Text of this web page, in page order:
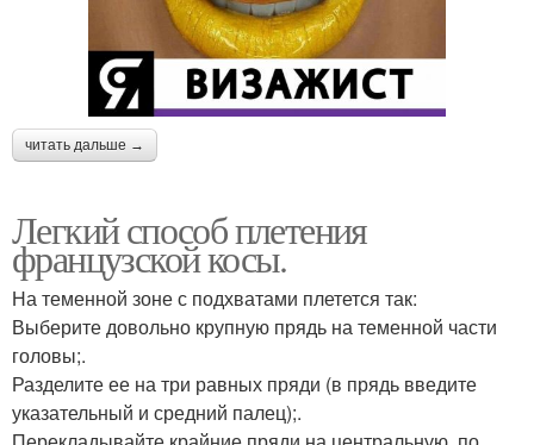
читать дальше →
Легкий способ плетения
французской косы.
На теменной зоне с подхватами плетется так:
Выберите довольно крупную прядь на теменной части
головы;.
Разделите ее на три равных пряди (в прядь введите
указательный и средний палец);.